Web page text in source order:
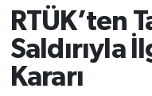
RTÜK’ten
Saldırıyla
Kararı
Biyografi
Çevre
Diğer
Ankara Trafik
Süper Lig Puan
Tüm Manşetler